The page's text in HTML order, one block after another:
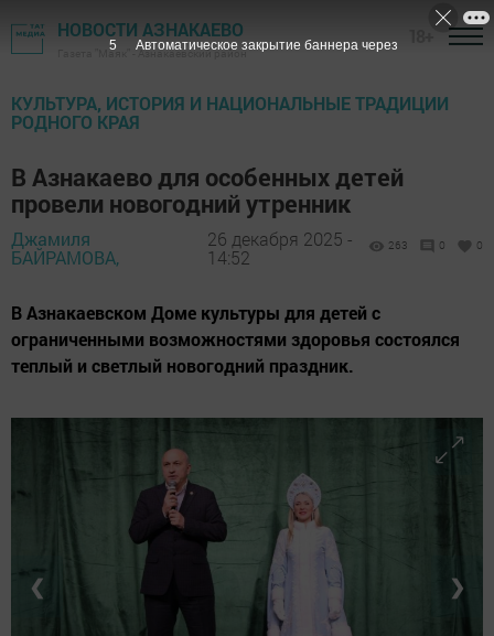
НОВОСТИ АЗНАКАЕВО
Газета "Маяк" - Азнакаевский район
КУЛЬТУРА, ИСТОРИЯ И НАЦИОНАЛЬНЫЕ ТРАДИЦИИ
РОДНОГО КРАЯ
В Азнакаево для особенных детей
провели новогодний утренник
Джамиля
БАЙРАМОВА,
26 декабря 2025 -
14:52
263 0 0
В Азнакаевском Доме культуры для детей с
ограниченными возможностями здоровья состоялся
теплый и светлый новогодний праздник.
❮ ❯
3 Автоматическое закрытие баннера через